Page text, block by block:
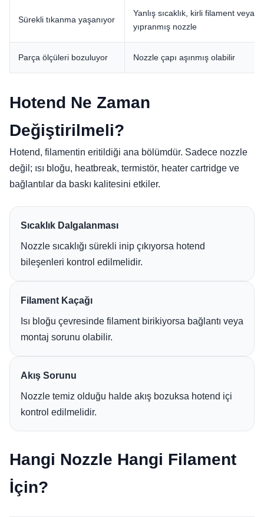
Sürekli tıkanma yaşanıyor
Yanlış sıcaklık, kirli filament veya
yıpranmış nozzle
Parça ölçüleri bozuluyor Nozzle çapı aşınmış olabilir
Hotend Ne Zaman
Değiştirilmeli?
Hotend, filamentin eritildiği ana bölümdür. Sadece nozzle
değil; ısı bloğu, heatbreak, termistör, heater cartridge ve
bağlantılar da baskı kalitesini etkiler.
Sıcaklık Dalgalanması
Nozzle sıcaklığı sürekli inip çıkıyorsa hotend
bileşenleri kontrol edilmelidir.
Filament Kaçağı
Isı bloğu çevresinde filament birikiyorsa bağlantı veya
montaj sorunu olabilir.
Akış Sorunu
Nozzle temiz olduğu halde akış bozuksa hotend içi
kontrol edilmelidir.
Hangi Nozzle Hangi Filament
İçin?